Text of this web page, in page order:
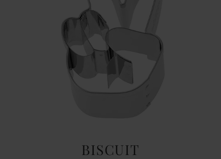
BISCUIT